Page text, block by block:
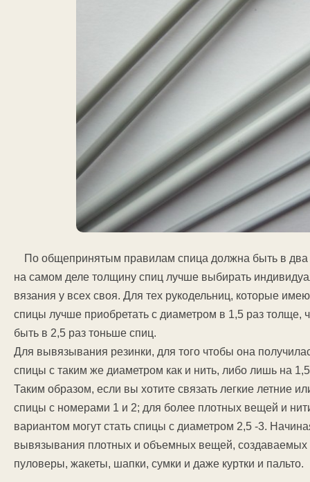
По общепринятым правилам спица должна быть в
на самом деле толщину спиц лучше выбирать
вязания у всех своя. Для тех рукодельниц, которые
спицы лучше приобретать с диаметром в 1,5 раз толще,
быть в 2,5 раз тоньше спиц.
Для вывязывания резинки, для того чтобы она
спицы с таким же диаметром как и нить, либо лишь на
Таким образом, если вы хотите связать легкие летние
спицы с номерами 1 и 2; для более плотных вещей и
вариантом могут стать спицы с диаметром 2,5 -3.
вывязывания плотных и объемных вещей, создаваемых
пуловеры, жакеты, шапки, сумки и даже куртки и пальто.